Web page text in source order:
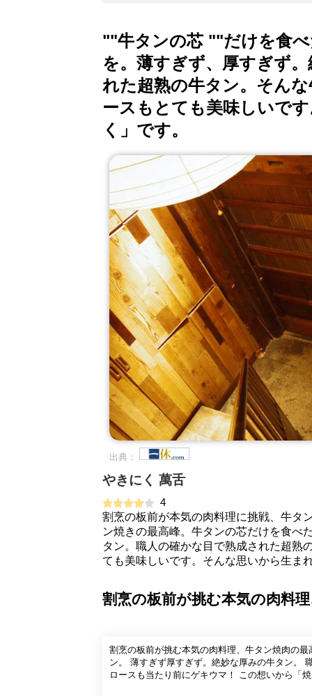
""牛タンの芯 ""だけを食
を。薄すぎず、厚すぎず
れた超熟の牛タン。そん
ースもとても美味しいで
く」です。
出典：
やきにく 萬舌
4
割烹の板前が本気の肉料理に挑戦、牛タ
ン焼きの最高峰。牛タンの芯だけを食べ
タン。職人の確かな目で熟成された超熟
ても美味しいです。そんな思いから生ま
割烹の板前が挑む本気の肉料
割烹の板前が挑む本気の肉料理、牛タン焼肉の
ン。 薄すぎず厚すぎず。絶妙な厚みの牛タン。
ロースも当たり前にゲキウマ！ この想いから「